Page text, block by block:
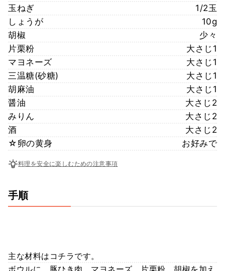
玉ねぎ
1/2玉
しょうが
10g
胡椒
少々
片栗粉
大さじ1
マヨネーズ
大さじ1
三温糖(砂糖)
大さじ1
胡麻油
大さじ1
醤油
大さじ2
みりん
大さじ2
酒
大さじ2
☆卵の黄身
お好みで
料理を安全に楽しむための注意事項
手順
主な材料はコチラです。
ボウルに、豚ひき肉、マヨネーズ、片栗粉、胡椒を加え